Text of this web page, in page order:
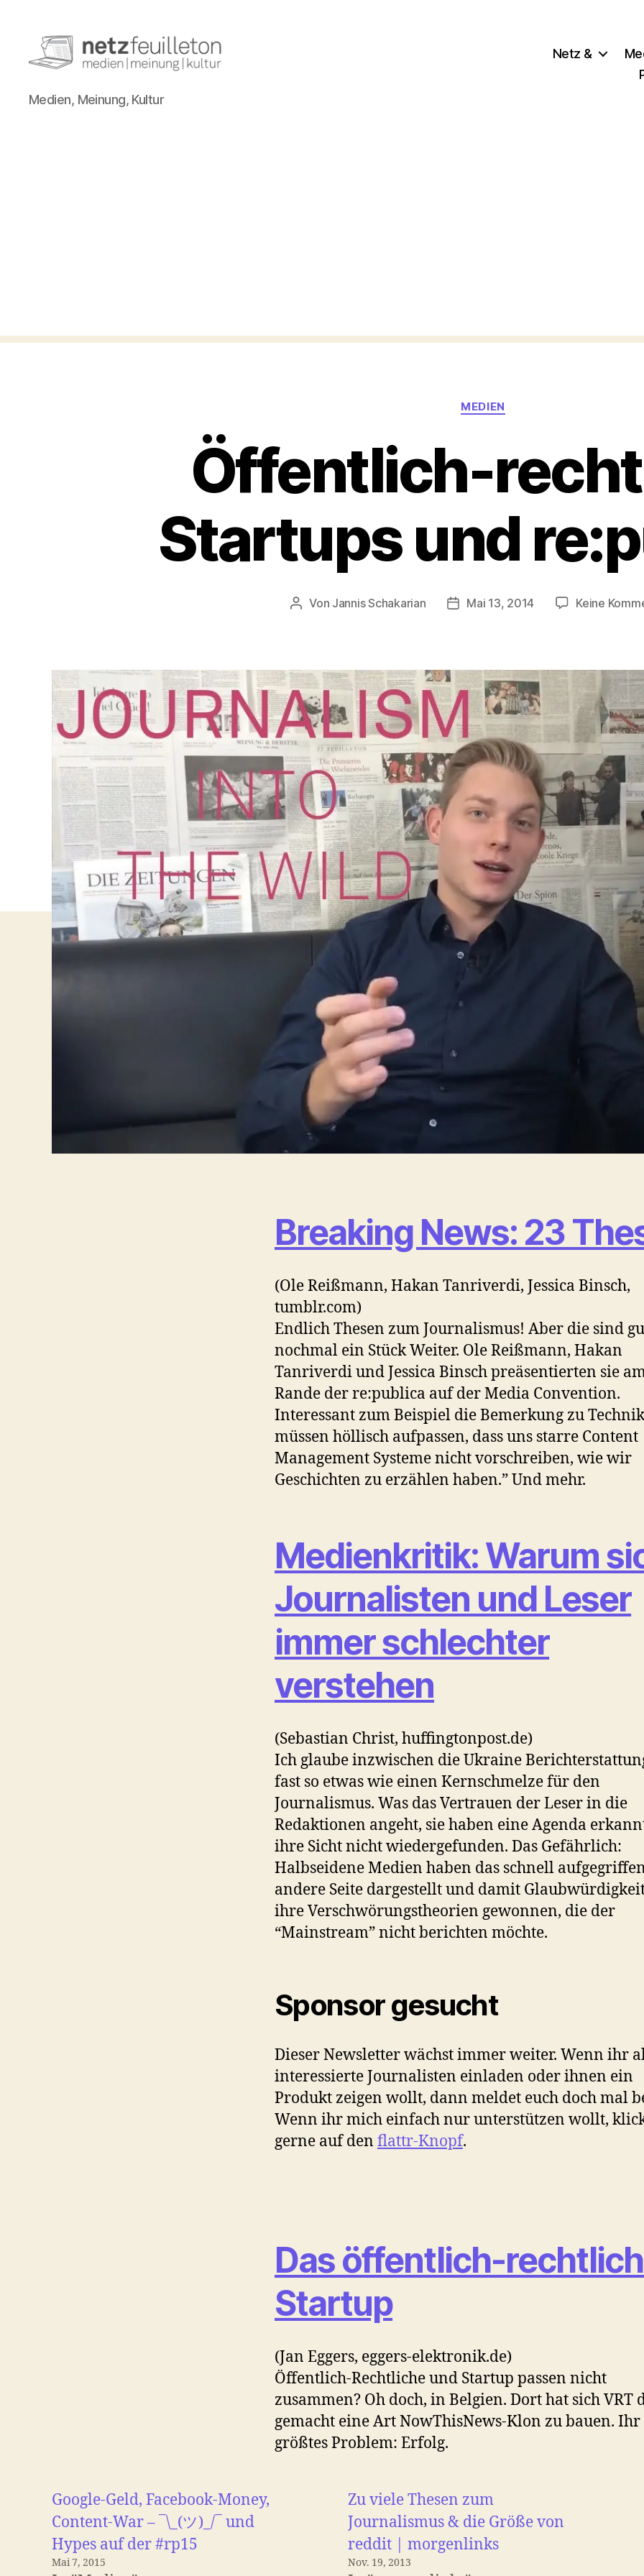
netzfeuilleton.de
Medien, Meinung, Kultur
Netz &
Kategorien
MEDIEN
Öffentlich-
Startups und
Beitragsautor
Von Jannis Schakarian Veröffentlichungsdatum
Mai 13, 2014 Keine
Breaking News: 23
(Ole Reißmann, Hakan Tanriverdi, Jessica Binsch,
tumblr.com)
Endlich Thesen zum Journalismus! Aber die sind
nochmal ein Stück Weiter. Ole Reißmann, Hakan
Tanriverdi und Jessica Binsch preäsentierten sie
Rande der re:publica auf der Media Convention.
Interessant zum Beispiel die Bemerkung zu
müssen höllisch aufpassen, dass uns starre Content
Management Systeme nicht vorschreiben, wie wir
Geschichten zu erzählen haben.” Und mehr.
Medienkritik: Warum
Journalisten und Leser
immer schlechter
verstehen
(Sebastian Christ, huffingtonpost.de)
Ich glaube inzwischen die Ukraine
fast so etwas wie einen Kernschmelze für den
Journalismus. Was das Vertrauen der Leser in die
Redaktionen angeht, sie haben eine Agenda
ihre Sicht nicht wiedergefunden. Das Gefährlich:
Halbseidene Medien haben das schnell
andere Seite dargestellt und damit
ihre Verschwörungstheorien gewonnen, die der
“Mainstream” nicht berichten möchte.
Sponsor gesucht
Dieser Newsletter wächst immer weiter. Wenn ihr
interessierte Journalisten einladen oder ihnen ein
Produkt zeigen wollt, dann meldet euch doch mal
Wenn ihr mich einfach nur unterstützen wollt,
gerne auf den flattr-Knopf.
Das öffentlich-
Startup
(Jan Eggers, eggers-elektronik.de)
Öffentlich-Rechtliche und Startup passen nicht
zusammen? Oh doch, in Belgien. Dort hat sich VRT
gemacht eine Art NowThisNews-Klon zu bauen. Ihr
größtes Problem: Erfolg.
Google-Geld, Facebook-Money,
Content-War – ¯\_(ツ)_/¯ und
Hypes auf der #rp15
Mai 7, 2015
Zu viele Thesen zum
Journalismus & die Größe von
reddit | morgenlinks
Nov. 19, 2013